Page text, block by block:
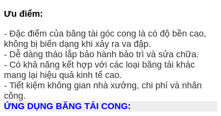
Ưu điểm:
- Đặc điểm của băng tài góc cong là có độ bền cao,
không bị biến dạng khi xảy ra va đập.
- Dễ dàng tháo lắp bảo hành bảo trì và sửa chữa.
- Có khả năng kết hợp với các loại băng tải khác
mang lại hiệu quả kinh tế cao.
- Tiết kiệm không gian nhà xưởng, chi phí và nhân
công.
ỨNG DỤNG BĂNG TẢI CONG: